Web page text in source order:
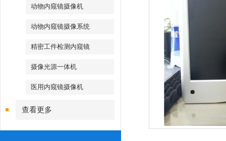
动物内窥镜摄像机
动物内窥镜摄像系统
精密工件检测内窥镜
摄像光源一体机
医用内窥镜摄像机
查看更多